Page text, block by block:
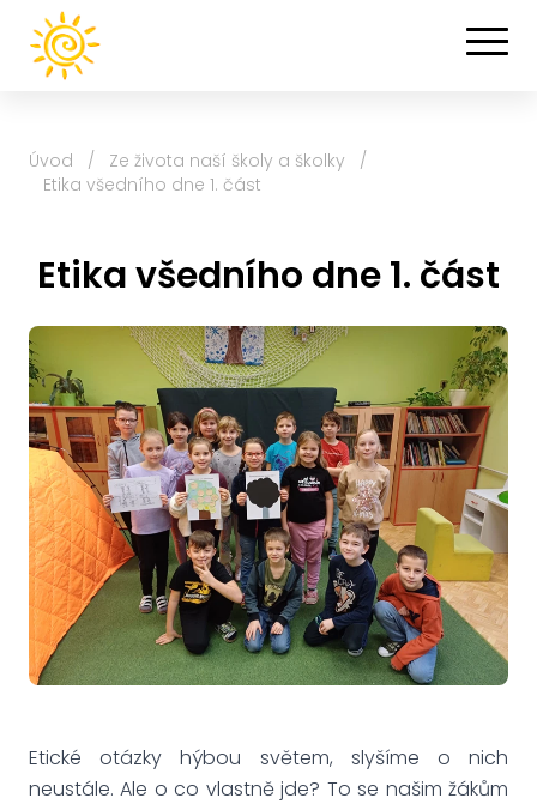
Úvod / Ze života naší školy a školky
/
Etika všedního dne 1. část
Etika všedního dne 1. část
Etické otázky hýbou světem, slyšíme o nich
neustále. Ale o co vlastně jde? To se našim žákům